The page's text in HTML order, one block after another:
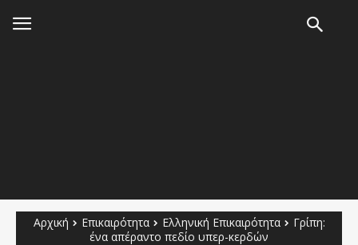
Αρχική Επικαιρότητα Ελληνική Επικαιρότητα
Γρίπη:
ένα απέραντο πεδίο υπερ-κερδών